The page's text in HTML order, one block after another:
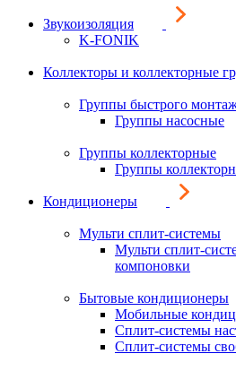
Звукоизоляция
K-FONIK
Коллекторы и коллекторные
Группы быстрого
Группы насосные
Группы коллекторные
Группы
Кондиционеры
Мульти сплит-системы
Мульти сплит-
компоновки
Бытовые кондиционеры
Мобильные
Сплит-системы
Сплит-системы